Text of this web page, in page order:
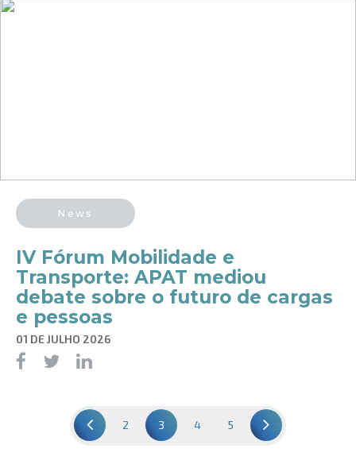
News
IV Fórum Mobilidade e
Transporte: APAT mediou
debate sobre o futuro de cargas
e pessoas
01 DE JULHO 2026
2 3 4 5